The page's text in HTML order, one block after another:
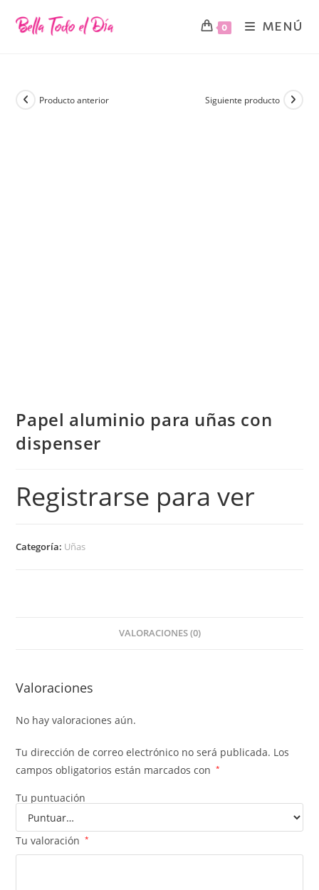
0 MENÚ
Producto anterior Siguiente producto
Papel aluminio para uñas con
dispenser
Registrarse para ver
Categoría: Uñas
VALORACIONES (0)
Valoraciones
No hay valoraciones aún.
Tu dirección de correo electrónico no será publicada. Los
campos obligatorios están marcados con
*
Tu puntuación
Tu valoración *